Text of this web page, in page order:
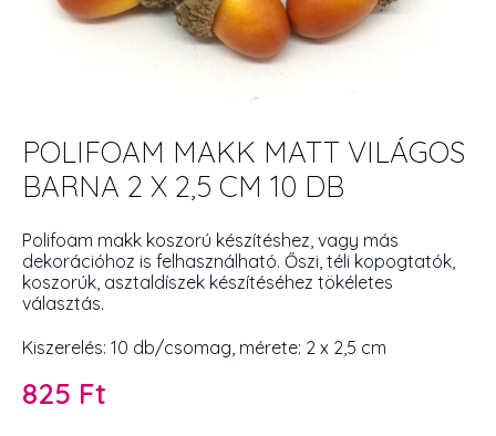
POLIFOAM MAKK MATT VILÁGOS
BARNA 2 X 2,5 CM 10 DB
Polifoam makk koszorú készítéshez, vagy más
dekorációhoz is felhasználható. Őszi, téli kopogtatók,
koszorúk, asztaldíszek készítéséhez tökéletes
választás.
Kiszerelés: 10 db/csomag, mérete: 2 x 2,5 cm
825 Ft